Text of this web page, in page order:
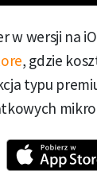
w wersji na
, gdzie
typu